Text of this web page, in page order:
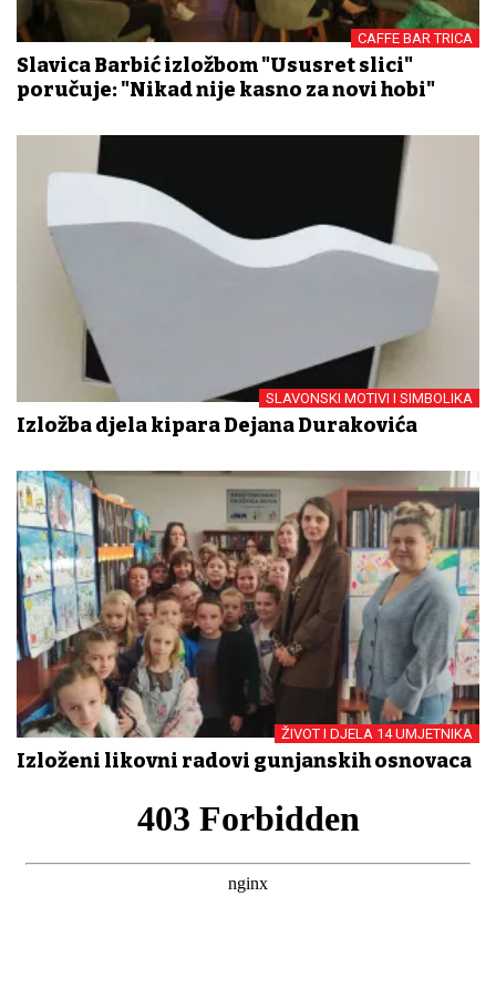
CAFFE BAR TRICA
Slavica Barbić izložbom "Ususret slici"
poručuje: "Nikad nije kasno za novi hobi"
SLAVONSKI MOTIVI I SIMBOLIKA
Izložba djela kipara Dejana Durakovića
ŽIVOT I DJELA 14 UMJETNIKA
Izloženi likovni radovi gunjanskih osnovaca